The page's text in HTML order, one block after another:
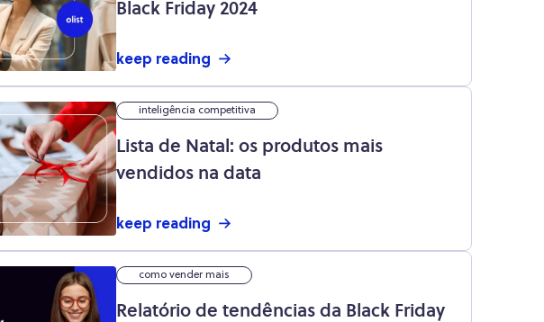
Black Friday 2024
keep reading
inteligência competitiva
Lista de Natal: os produtos mais
vendidos na data
keep reading
como vender mais
Relatório de tendências da Black Friday